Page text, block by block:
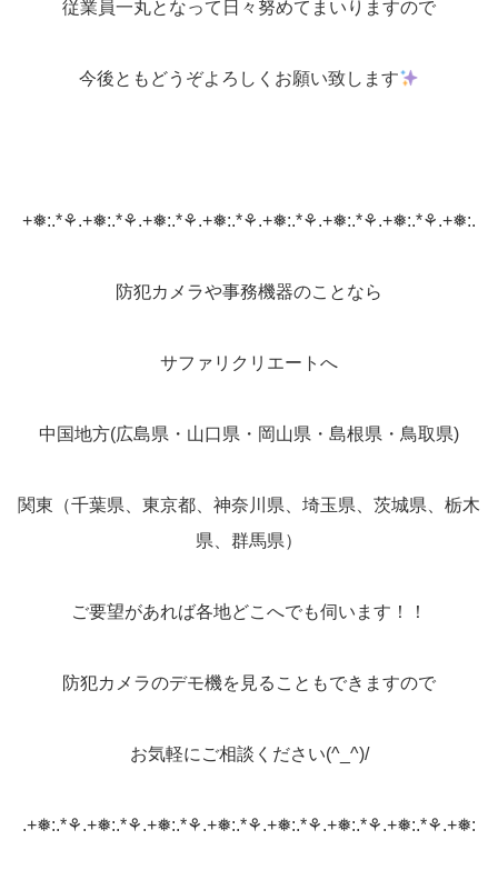
従業員一丸となって日々努めてまいりますので
今後ともどうぞよろしくお願い致します
+❅:.*⚘.+❅:.*⚘.+❅:.*⚘.+❅:.*⚘.+❅:.*⚘.+❅:.*⚘.+❅:.*⚘.+❅:.
防犯カメラや事務機器のことなら
サファリクリエートへ
中国地方(広島県・山口県・岡山県・島根県・鳥取県)
関東（千葉県、東京都、神奈川県、埼玉県、茨城県、栃木
県、群馬県）
ご要望があれば各地どこへでも伺います！！
防犯カメラのデモ機を見ることもできますので
お気軽にご相談ください(^_^)/
.+❅:.*⚘.+❅:.*⚘.+❅:.*⚘.+❅:.*⚘.+❅:.*⚘.+❅:.*⚘.+❅:.*⚘.+❅: